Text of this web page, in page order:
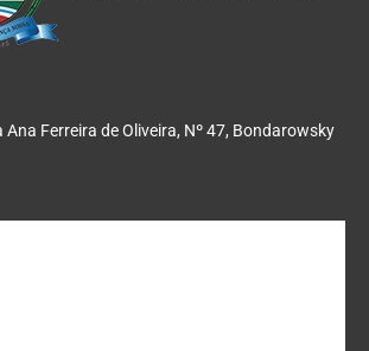
Ana Ferreira de Oliveira, Nº 47, Bondarowsky